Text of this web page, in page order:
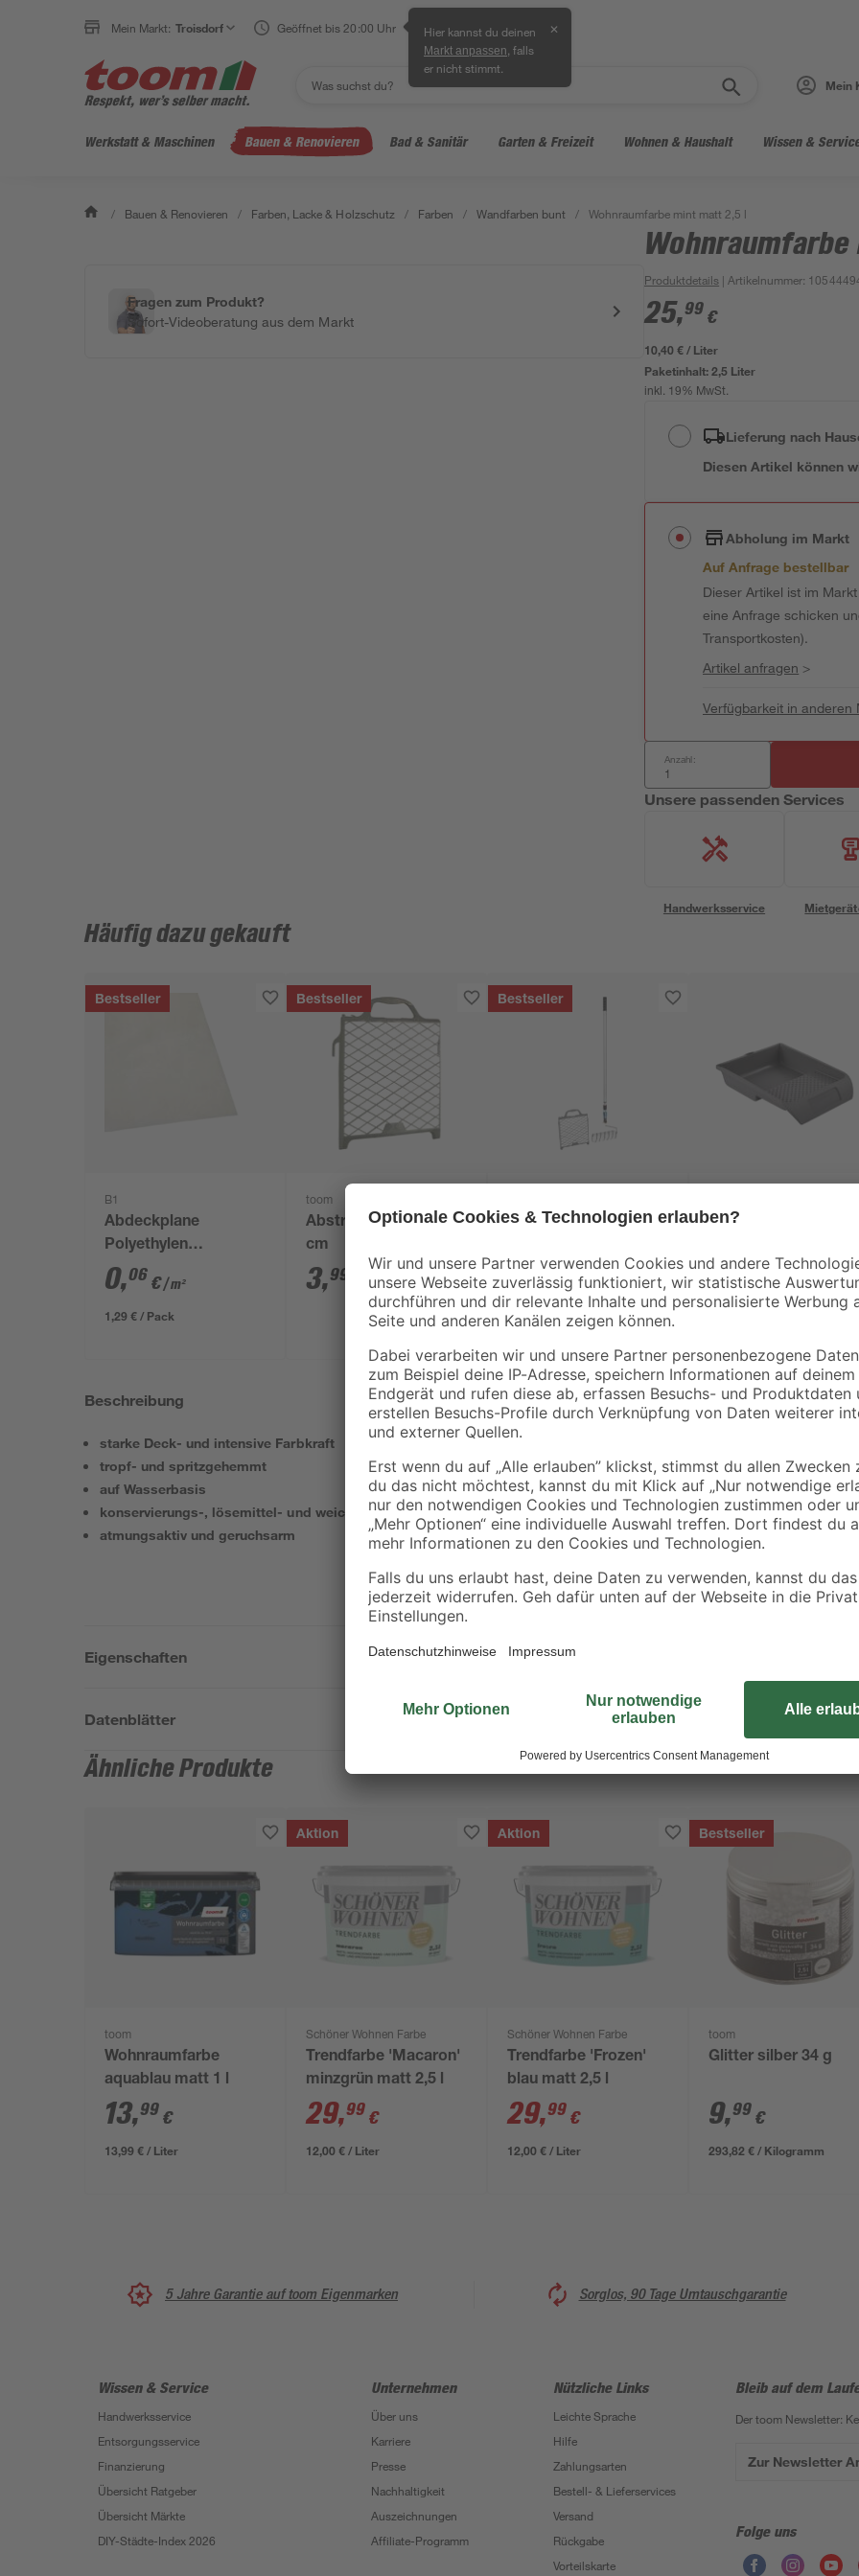
Mein Markt: Troisdorf Geöffnet bis 20:00 Uhr Hier kannst du deinen
Markt anpassen , falls
er nicht stimmt.
✕
Mein
Werkstatt & Maschinen Bauen & Renovieren Bad & Sanitär Garten & Freizeit Wohnen & Haushalt Wissen &
/ Bauen & Renovieren / Farben, Lacke & Holzschutz / Farben / Wandfarben bunt / Wohnraumfarbe mint matt 2,5 l
Fragen zum Produkt?
Sofort-Videoberatung aus dem Markt
Produktdetails | Artikelnummer:
25,99 €
10,40 € / Liter
Paketinhalt:2,5 Liter
inkl. 19% MwSt.
Lieferung nach
Diesen Artikel können
Abholung im Markt
Auf Anfrage bestellbar
Dieser Artikel ist im
eine Anfrage schicken
Transportkosten).
Artikel anfragen >
Verfügbarkeit in anderen
Anzahl:
Unsere passenden Services
Handwerksservice
Häufig dazu gekauft
Bestseller
B1
Abdeckplane
Polyethylen
transparent 4 x 5 m
0,06 €/ m²
1,29 € / Pack
Bestseller
toom
Abstreifgitter 27 x 29
cm
3,99
Bestseller
Komplettset 'Wände
23,99€
Farbwanne mit Skala
3,79€
Beschreibung
starke Deck- und intensive Farbkraft
tropf- und spritzgehemmt
auf Wasserbasis
konservierungs-, lösemittel- und weichmacherfrei – für Allergiker geeignet
atmungsaktiv und geruchsarm
Das konservierungsmittelfreie
einem Inhalt von 2,5 l kannst du
einmaligen Anstrich reicht diese
Nur wenige Anstriche bis zum
Wir empfehlen allerdings 2
viele Untergründe mit der Farbe
Diese Farbe sorgt für leuchtende
Eigenschaften
Datenblätter
Ähnliche Produkte
toom
Wohnraumfarbe
aquablau matt 1 l
13,99 €
13,99 € / Liter
Aktion
Schöner Wohnen Farbe
Trendfarbe 'Macaron'
minzgrün matt 2,5 l
29,99 €
12,00 € / Liter
Aktion
Schöner Wohnen Farbe
Trendfarbe 'Frozen'
blau matt 2,5 l
29,99 €
12,00 € / Liter
Bestseller
toom
Glitter silber 34 g
9,99 €
293,82 € / Kilogramm
5 Jahre Garantie auf toom Eigenmarken Sorglos, 90 Tage Umtauschgarantie
Wissen & Service
Handwerksservice
Entsorgungsservice
Finanzierung
Übersicht Ratgeber
Übersicht Märkte
DIY-Städte-Index 2026
Unternehmen
Über uns
Karriere
Presse
Nachhaltigkeit
Auszeichnungen
Affiliate-Programm
Nützliche Links
Leichte Sprache
Hilfe
Zahlungsarten
Bestell- & Lieferservices
Versand
Rückgabe
Vorteilskarte
Bleib auf dem
Der toom Newsletter:
Zur Newsletter
Folge uns